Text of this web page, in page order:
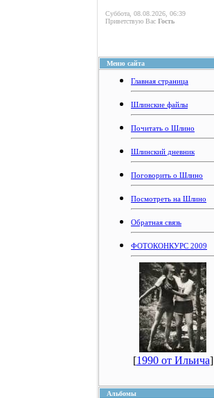
Суббота, 08.08.2026, 06:39
Приветствую Вас Гость
Меню сайта
Главная страница
Шлинские файлы
Почитать о Шлино
Шлинский дневник
Поговорить о Шлино
Посмотреть на Шлино
Обратная связь
ФОТОКОНКУРС 2009
[1990 от Ильича]
Альбомы